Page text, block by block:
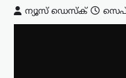
ന്യൂസ് ഡെസ്ക്